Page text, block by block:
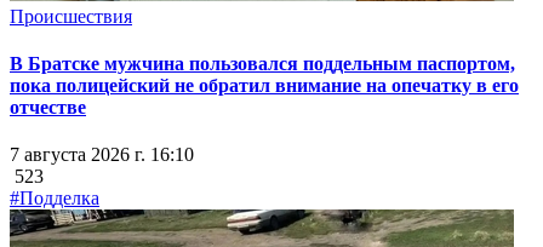
Происшествия
В Братске мужчина пользовался поддельным паспортом,
пока полицейский не обратил внимание на опечатку в его
отчестве
7 августа 2026 г. 16:10
523
#Подделка